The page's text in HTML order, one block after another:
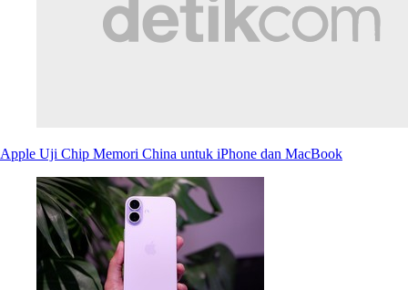
Apple Uji Chip Memori China untuk iPhone dan MacBook